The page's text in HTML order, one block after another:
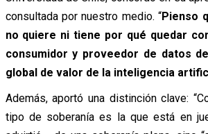
consultada por nuestro medio. “Pienso
no quiere ni tiene por qué quedar
consumidor y proveedor de datos
global de valor de la inteligencia
Además, aportó una distinción clave:
tipo de soberanía es la que está en